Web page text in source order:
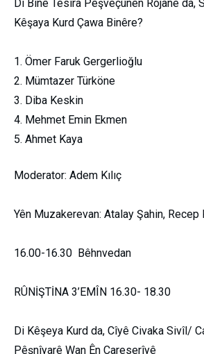
Di Binê Tesîra Pêşveçûnên Rojane da,
Kêşaya Kurd Çawa Binêre?
Ömer Faruk Gergerlioğlu
Mümtazer Türköne
Diba Keskin
Mehmet Emin Ekmen
Ahmet Kaya
Moderator: Adem Kılıç
Yên Muzakerevan: Atalay Şahin, Recep
16.00-16.30 Bêhnvedan
RÛNİŞTİNA 3’EMÎN 16.30- 18.30
Di Kêşeya Kurd da, Cîyê Civaka Sivîl/
Pêşnîyarê Wan Ên Çareserîyê